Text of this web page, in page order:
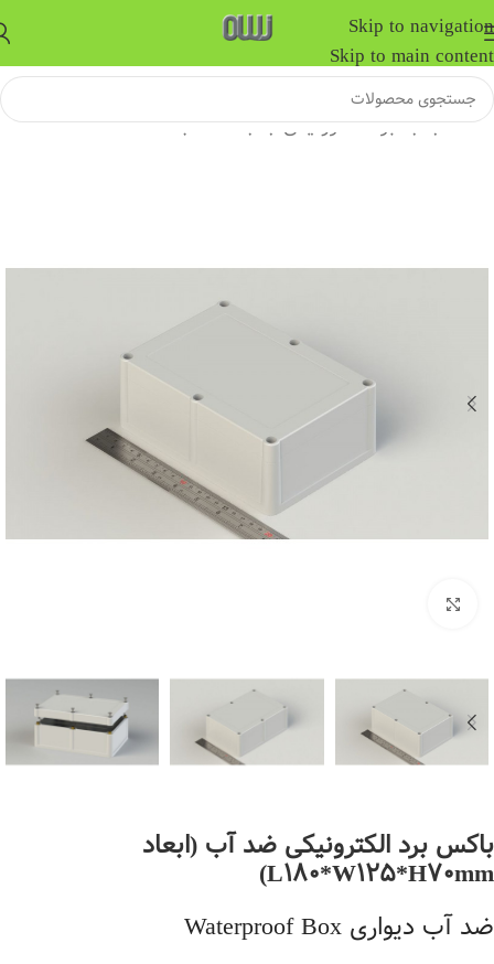
Skip to navigation
Skip to main content
خانه/جعبه برد الکترونیکی/جعبه ضد آب
باکس برد الکترونیکی ضد آب (ابعاد
L180*W125*H70mm)
ضد آب دیواری Waterproof Box